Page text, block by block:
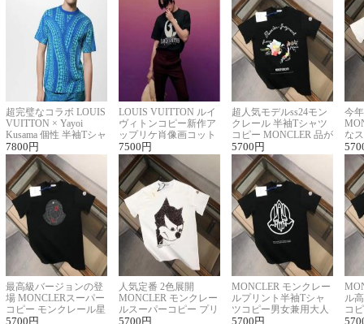
超完璧なコラボ LOUIS
VUITTON × Yayoi
Kusama 個性 半袖Tシャ
ツコピー男女兼用
7800 円
LOUIS VUITTON ルイ
ヴィトンコピー新作ア
ップリケ肖像画コット
ンニット半袖Tシャツ
7500 円
超人気モデルss24モン
クレール 半袖Tシャツ
コピー MONCLER 品が
良く見た目
5700 円
今
な
ル
最高級バージョンの登
場 MONCLERスーパー
コピー モンクレール星
座半袖Tシャツ
5700 円
人気定番 2色展開
MONCLER モンクレー
ルスーパーコピー プリ
ント半袖Tシャツ
5700 円
MONCLER モンクレー
ルプリント半袖Tシャ
ツコピー男女兼用大人
可愛い春夏コーデ
5700 円
ル
コ
ィ